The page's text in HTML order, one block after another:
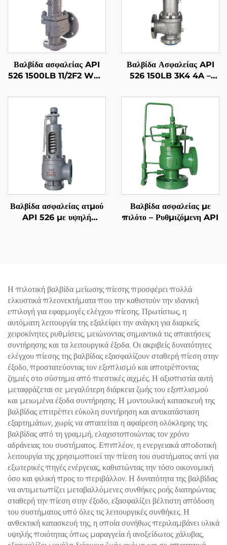
Βαλβίδα ασφαλείας API
526 1500LB 11/2F2 WCB
αέριο και υγρά, υψηλής
πίεσης, ανθεκτική στη
φωτιά, για εφαρμογές
πετρελαίου & αερίου /
πετροχημικές
Βαλβίδα Ασφαλείας API
526 150LB 3K4 4A –
Χάλυβα 2507 Super
Duplex, Ανθεκτική σε
Υψηλές Θερμοκρασίες
Ατμού και Θαλασσινό
Νερό, για Ναυπηγεία,
Πετρέλαιο σε Θαλάσσιες
Εγκαταστάσεις & Μονάδες
Αφαλάτωσης
Βαλβίδα ασφαλείας ατμού
API 526 με υψηλή
Βαλβίδα ασφαλείας με
πιλότο – Ρυθμιζόμενη API
Η πιλοτική βαλβίδα μείωσης πίεσης προσφέρει πολλά
ελκυστικά πλεονεκτήματα που την καθιστούν την ιδανική
επιλογή για εφαρμογές ελέγχου πίεσης. Πρωτίστως, η
αυτόματη λειτουργία της εξαλείφει την ανάγκη για διαρκείς
χειροκίνητες ρυθμίσεις, μειώνοντας σημαντικά τις απαιτήσεις
συντήρησης και τα λειτουργικά έξοδα. Οι ακριβείς δυνατότητες
ελέγχου πίεσης της βαλβίδας εξασφαλίζουν σταθερή πίεση στην
έξοδο, προστατεύοντας τον εξοπλισμό και αποτρέποντας
ζημιές στο σύστημα από πιεστικές αιχμές. Η αξιοπιστία αυτή
μεταφράζεται σε μεγαλύτερη διάρκεια ζωής του εξοπλισμού
και μειωμένα έξοδα συντήρησης. Η μοντουλική κατασκευή της
βαλβίδας επιτρέπει εύκολη συντήρηση και αντικατάσταση
εξαρτημάτων, χωρίς να απαιτείται η αφαίρεση ολόκληρης της
βαλβίδας από τη γραμμή, ελαχιστοποιώντας τον χρόνο
αδράνειας του συστήματος. Επιπλέον, η ενεργειακά αποδοτική
λειτουργία της χρησιμοποιεί την πίεση του συστήματος αντί για
εξωτερικές πηγές ενέργειας, καθιστώντας την τόσο οικονομική
όσο και φιλική προς το περιβάλλον. Η δυνατότητα της βαλβίδας
να αντιμετωπίζει μεταβαλλόμενες συνθήκες ροής διατηρώντας
σταθερή την πίεση στην έξοδο, εξασφαλίζει βέλτιστη απόδοση
του συστήματος υπό όλες τις λειτουργικές συνθήκες. Η
ανθεκτική κατασκευή της, η οποία συνήθως περιλαμβάνει υλικά
υψηλής ποιότητας όπως μαραγγεία ή ανοξείδωτος χάλυβας,